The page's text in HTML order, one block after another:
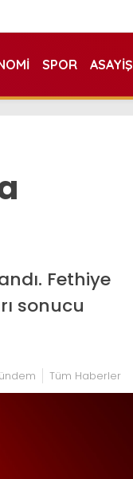
SPOR ASAYIŞ
Fethiye
sonucu
Tüm Haberler